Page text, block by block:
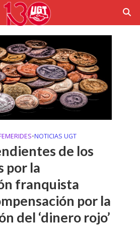
•NOTICIAS UGT
de los
por la
franquista
por la
del ‘dinero rojo’